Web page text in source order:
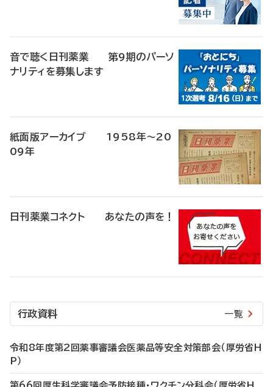
音で聴く日刊薬業 第9期のパーソ
ナリティを募集します
紙面版アーカイブ 1958年～20
09年
日刊薬業コネクト あなたの声を！
行政資料 一覧
令和8年度第2回薬事審議会医薬品等安全対策部会（厚労省H
P）